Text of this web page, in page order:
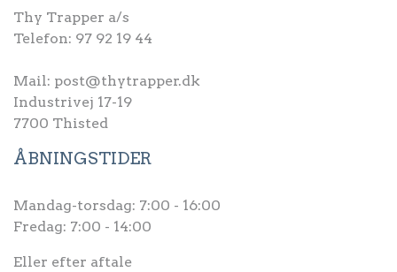
Thy Trapper a/s
Telefon: 97 92 19 44
Mail: post@thytrapper.dk
Industrivej 17-19
7700 Thisted
ÅBNINGSTIDER
Mandag-torsdag: 7:00 - 16:00
Fredag: 7:00 - 14:00
Eller efter aftale